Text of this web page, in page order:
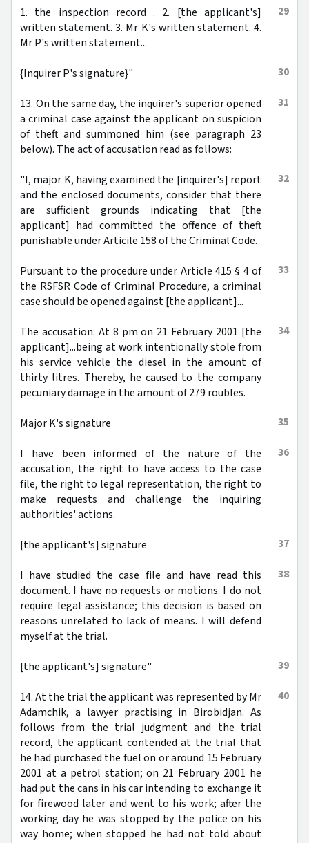
29
1. the inspection record . 2. [the applicant's]
written statement. 3. Mr K's written statement. 4.
Mr P's written statement...
30
{Inquirer P's signature}"
31
13. On the same day, the inquirer's superior opened
a criminal case against the applicant on suspicion
of theft and summoned him (see paragraph 23
below). The act of accusation read as follows:
32
"I, major K, having examined the [inquirer's] report
and the enclosed documents, consider that there
are sufficient grounds indicating that [the
applicant] had committed the offence of theft
punishable under Articile 158 of the Criminal Code.
33
Pursuant to the procedure under Article 415 § 4 of
the RSFSR Code of Criminal Procedure, a criminal
case should be opened against [the applicant]...
34
The accusation: At 8 pm on 21 February 2001 [the
applicant]...being at work intentionally stole from
his service vehicle the diesel in the amount of
thirty litres. Thereby, he caused to the company
pecuniary damage in the amount of 279 roubles.
35
Major K's signature
36
I have been informed of the nature of the
accusation, the right to have access to the case
file, the right to legal representation, the right to
make requests and challenge the inquiring
authorities' actions.
37
[the applicant's] signature
38
I have studied the case file and have read this
document. I have no requests or motions. I do not
require legal assistance; this decision is based on
reasons unrelated to lack of means. I will defend
myself at the trial.
39
[the applicant's] signature"
40
14. At the trial the applicant was represented by Mr
Adamchik, a lawyer practising in Birobidjan. As
follows from the trial judgment and the trial
record, the applicant contended at the trial that
he had purchased the fuel on or around 15 February
2001 at a petrol station; on 21 February 2001 he
had put the cans in his car intending to exchange it
for firewood later and went to his work; after the
working day he was stopped by the police on his
way home; when stopped he had not told about